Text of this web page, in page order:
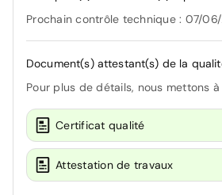
Prochain contrôle technique : 07/
Document(s) attestant(s) de la
Pour plus de détails, nous mettons
Certificat qualité
Attestation de travaux